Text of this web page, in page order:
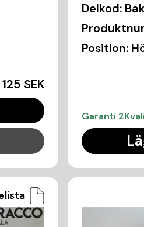
125 SEK
Delkod:
Position:
Garanti 2